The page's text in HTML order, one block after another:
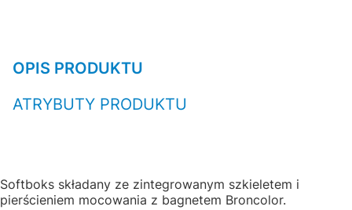
OPIS PRODUKTU
ATRYBUTY PRODUKTU
Softboks składany ze zintegrowanym szkieletem i
pierścieniem mocowania z bagnetem Broncolor.